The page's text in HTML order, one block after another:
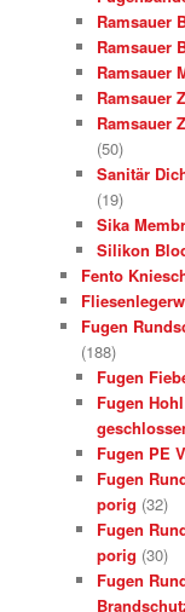
Ramsauer
Ramsauer
Ramsauer
Ramsauer
Ramsauer
(50)
Sanitär
(19)
Sika
Silikon
Fento
Fugen
(188)
Fugen
Fugen
Fugen PE
Fugen
porig (32)
Fugen
porig (30)
Fugen